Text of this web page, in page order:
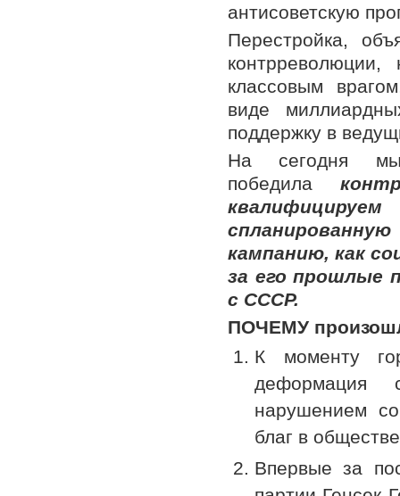
антисоветскую
Перестройка,
классовым
виде
поддержку в
На сегодня
победила
кампанию, как
за его прошлые
с СССР.
ПОЧЕМУ
К моменту
деформация
нарушением
благ в
Впервые за